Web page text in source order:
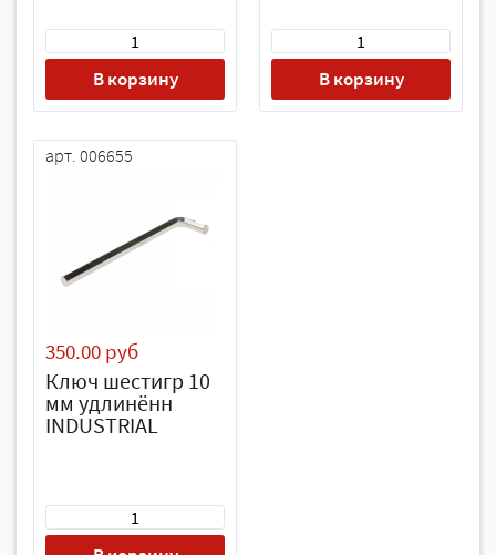
В корзину В корзину
арт. 006655
350.00 руб
Ключ шестигр 10
мм удлинённ
INDUSTRIAL